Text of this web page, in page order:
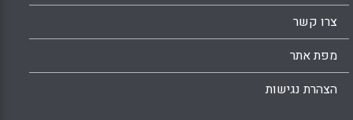
צרו קשר
מפת אתר
הצהרת נגישות